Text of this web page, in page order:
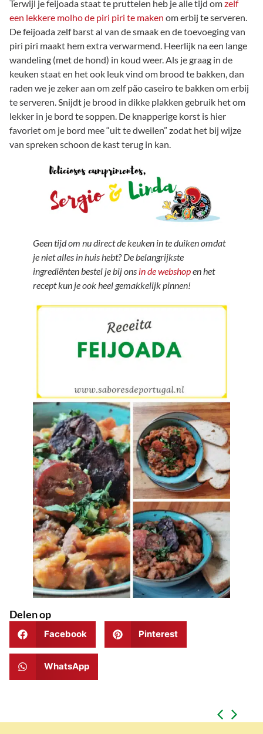
Terwijl je feijoada staat te pruttelen heb je alle tijd omzelf
een lekkere molho de piri piri te maken om erbij te serveren.
De feijoada zelf barst al van de smaak en de toevoeging van
piri piri maakt hem extra verwarmend. Heerlijk na een lange
wandeling (met de hond) in koud weer. Als je graag in de
keuken staat en het ook leuk vind om brood te bakken, dan
raden we je zeker aan om zelf pão caseiro te bakken om erbij
te serveren. Snijdt je brood in dikke plakken gebruik het om
lekker in je bord te soppen. De knapperige korst is hier
favoriet om je bord mee “uit te dweilen” zodat het bij wijze
van spreken schoon de kast terug in kan.
Geen tijd om nu direct de keuken in te duiken omdat
je niet alles in huis hebt? De belangrijkste
ingrediënten bestel je bij ons in de webshopen het
recept kun je ook heel gemakkelijk pinnen!
Delen op
Facebook Pinterest
WhatsApp